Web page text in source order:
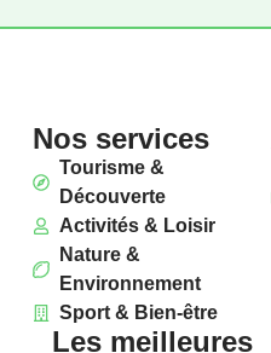
Nos services
Tourisme &
Découverte
Activités & Loisir
Nature &
Environnement
Sport & Bien-être
Les meilleures